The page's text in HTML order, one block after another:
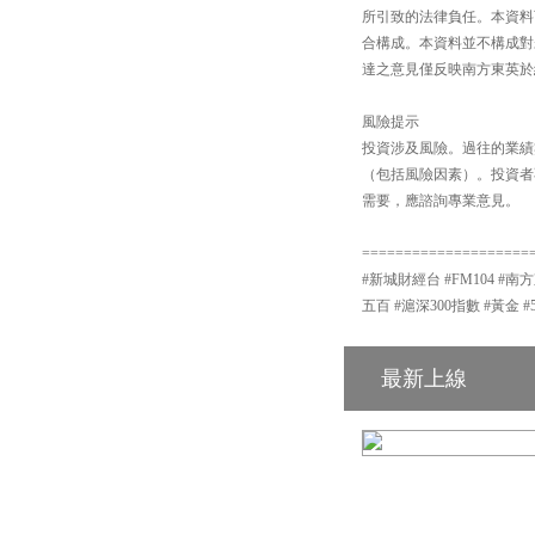
所引致的法律負任。本資
合構成。本資料並不構成
達之意見僅反映南方東英
風險提示
投資涉及風險。過往的業
（包括風險因素）。投資
需要，應諮詢專業意見。
#新城財經台 #FM104 #南
五百 #滬深300指數 #黃金
最新上線